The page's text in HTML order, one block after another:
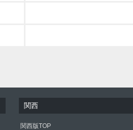
関西
関西版TOP